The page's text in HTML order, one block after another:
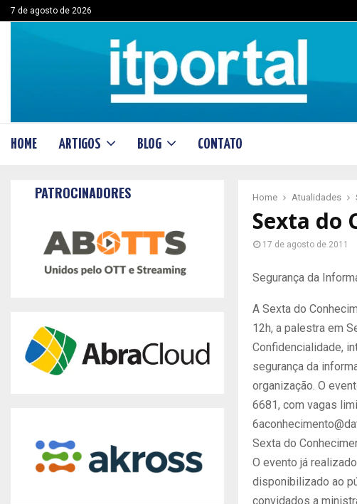
7 de agosto de 2026
HOME ARTIGOS BLOG CONTATO
Home Atualidades
Sexta do
17 de agosto de 2011
Segurança da
A Sexta do
12h, a palestra em
Confidencialidade,
segurança da
organização. O
6681, com vagas
Sexta do
O evento já
disponibilizado ao
convidados a
PATROCINADORES